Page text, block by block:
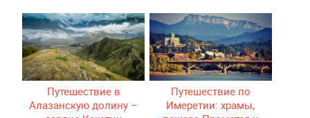
Путешествие в
Алазанскую долину –
Путешествие по
Имеретии: храмы,